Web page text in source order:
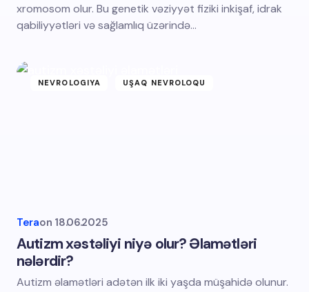
xromosom olur. Bu genetik vəziyyət fiziki inkişaf, idrak
qabiliyyətləri və sağlamlıq üzərində…
NEVROLOGIYA UŞAQ NEVROLOQU
Teraon 18.06.2025
Autizm xəstəliyi niyə olur? Əlamətləri
nələrdir?
Autizm əlamətləri adətən ilk iki yaşda müşahidə olunur.